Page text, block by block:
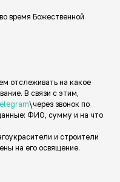
время Божественной
отслеживать на какое
В связи с этим,
\через звонок по
ФИО, сумму и на что
и строители
на его освящение.